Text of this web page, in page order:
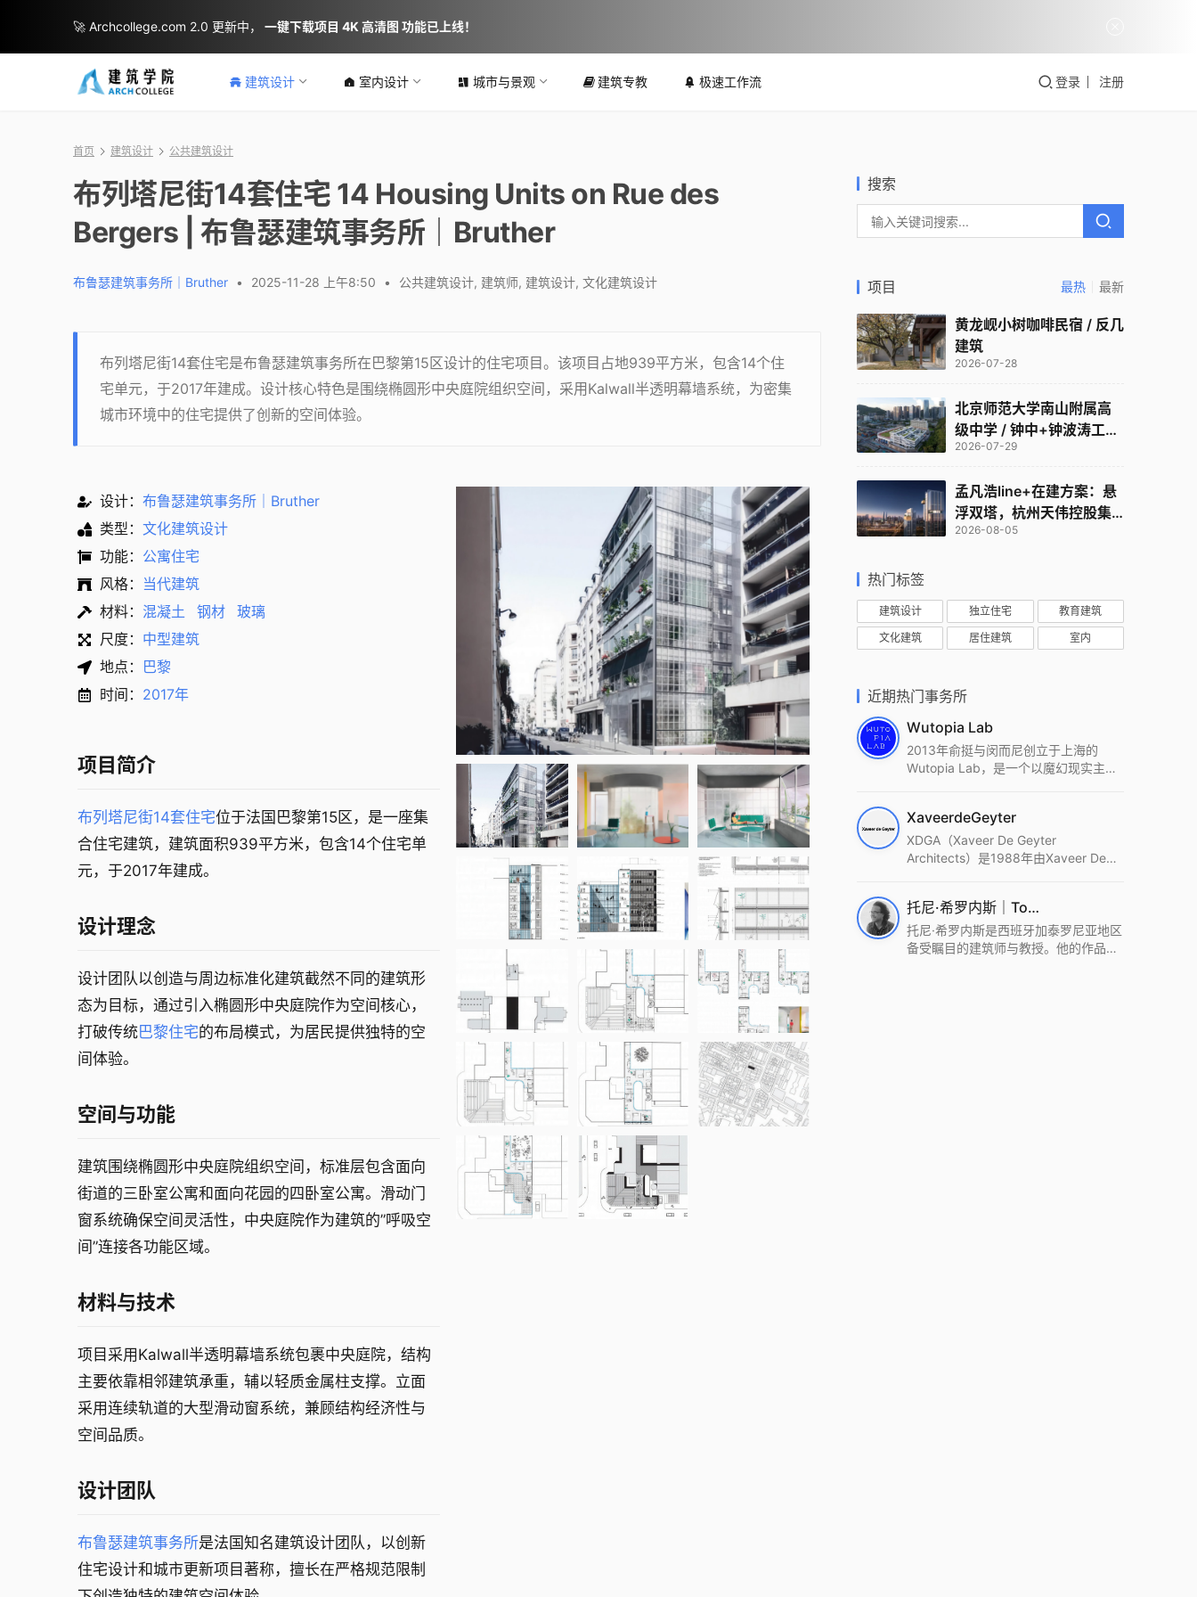
建筑设计 室内设计 城市与景观 建筑专教 极速工作流 登录 注册
首页 建筑设计 公共建筑设计
布列塔尼街14套住宅 14 Housing Units on Rue des
Bergers | 布鲁瑟建筑事务所｜Bruther
布鲁瑟建筑事务所｜Bruther • 2025-11-28 上午8:50 • 公共建筑设计, 建筑师, 建筑设计, 文化建筑设计
布列塔尼街14套住宅是布鲁瑟建筑事务所在巴黎第15区设计的住宅项目。该项目占地939平方米，包含14个住
宅单元，于2017年建成。设计核心特色是围绕椭圆形中央庭院组织空间，采用Kalwall半透明幕墙系统，为密集
城市环境中的住宅提供了创新的空间体验。
设计： 布鲁瑟建筑事务所｜Bruther
类型： 文化建筑设计
功能： 公寓住宅
风格： 当代建筑
材料： 混凝土 钢材
玻璃
尺度： 中型建筑
地点： 巴黎
时间： 2017年
项目简介
布列塔尼街14套住宅位于法国巴黎第15区，是一座集
合住宅建筑，建筑面积939平方米，包含14个住宅单
元，于2017年建成。
设计理念
设计团队以创造与周边标准化建筑截然不同的建筑形
态为目标，通过引入椭圆形中央庭院作为空间核心，
打破传统巴黎住宅的布局模式，为居民提供独特的空
间体验。
空间与功能
建筑围绕椭圆形中央庭院组织空间，标准层包含面向
街道的三卧室公寓和面向花园的四卧室公寓。滑动门
窗系统确保空间灵活性，中央庭院作为建筑的”呼吸空
间”连接各功能区域。
材料与技术
项目采用Kalwall半透明幕墙系统包裹中央庭院，结构
主要依靠相邻建筑承重，辅以轻质金属柱支撑。立面
采用连续轨道的大型滑动窗系统，兼顾结构经济性与
空间品质。
设计团队
布鲁瑟建筑事务所是法国知名建筑设计团队，以创新
住宅设计和城市更新项目著称，擅长在严格规范限制
搜索
项目 最热 最新
黄龙岘小树咖啡民宿 / 反几
建筑
2026-07-28
北京师范大学南山附属高
级中学 / 钟中+钟波涛工作
室
2026-07-29
孟凡浩line+在建方案：悬
浮双塔，杭州天伟控股集
团总部
2026-08-05
热门标签
建筑设计 独立住宅 教育建筑
文化建筑 居住建筑 室内
近期热门事务所
Wutopia Lab
2013年俞挺与闵而尼创立于上海的
Wutopia Lab，是一个以魔幻现实主
统这种新的思维范式为基础，以上海性
和生活性为介入设计的原点，以建筑为
工具，从而推动建筑学和社会学进步。
2022 DFA中获Merit,2021 Architizer
A+ Firm Awards中获Special
Mention：Best Young Firm，2020 IF
XaveerdeGeyter
XDGA（Xaveer De Geyter
Architects）是1988年由Xaveer De
进的设计方法、多元的专业团队和国际
化的作品著称，曾获密斯·凡·德罗奖、
Bigmat奖等多项重要奖项。XDGA主张
托尼·希罗内斯｜Toni Gironès
托尼·希罗内斯是西班牙加泰罗尼亚地区
备受瞩目的建筑师与教授。他的作品深
🚀 Archcollege.com 2.0 更新中， 一键下载项目 4K 高清图 功能已上线！